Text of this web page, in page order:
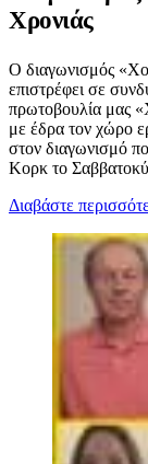
Χρονιάς
Ο διαγωνισμός
επιστρέφει σε
πρωτοβουλία μας
με έδρα τον χώρο
στον διαγωνισμό
Κορκ το
Διαβάστε